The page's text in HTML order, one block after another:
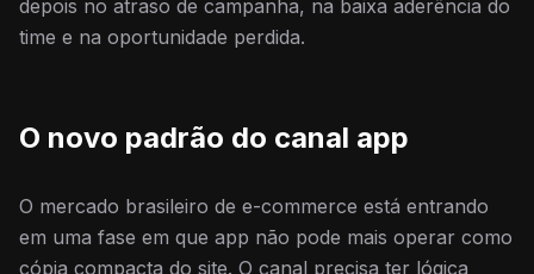
depois no atraso de campanha, na baixa aderência do
time e na oportunidade perdida.
O novo padrão do canal app
O mercado brasileiro de e-commerce está entrando
em uma fase em que app não pode mais operar como
cópia compacta do site. O canal precisa ter lógica